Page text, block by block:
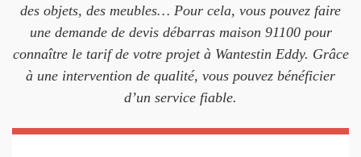
des objets, des meubles… Pour cela, vous pouvez faire
une demande de devis débarras maison 91100 pour
connaître le tarif de votre projet à Wantestin Eddy. Grâce
à une intervention de qualité, vous pouvez bénéficier
d’un service fiable.